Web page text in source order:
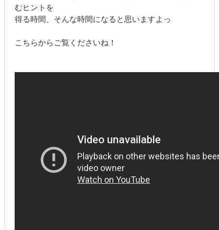
むヒントを
得る時間、そんな時間になると思いますよっ
こちらからご覧くださいね！